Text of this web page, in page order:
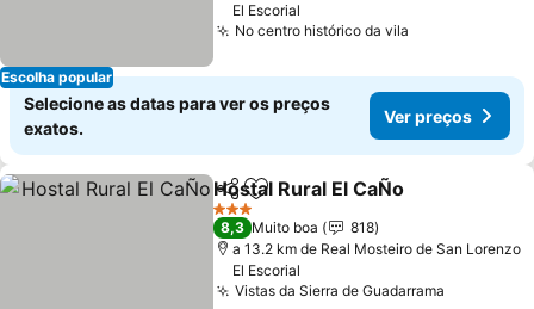
Escolha popular
El Escorial
No centro histórico da vila
Selecione as datas para ver os preços
exatos.
Ver preços
PartilharAdicionar aos favoritos
Hostal Rural El CaÑo
3 Estrelas
8,3 Muito boa
818
a 13.2 km de Real Mosteiro de San Lorenzo
El Escorial
Vistas da Sierra de Guadarrama